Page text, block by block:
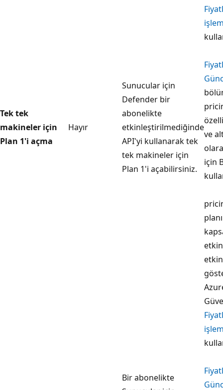
Tek tek
makineler için
Plan 1'i açma
Hayır
Sunucular için
Defender bir
abonelikte
etkinleştirilmediğinde
API'yi kullanarak tek
tek makineler için
Plan 1'i açabilirsiniz.
ve
için
Bir abonelikte